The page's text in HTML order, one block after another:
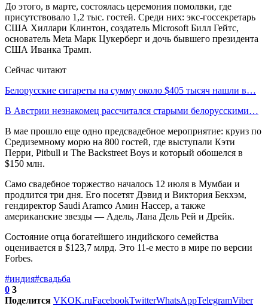
До этого, в марте, состоялась церемония помолвки, где
присутствовало 1,2 тыс. гостей. Среди них: экс-госсекретарь
США Хиллари Клинтон, создатель Microsoft Билл Гейтс,
основатель Meta Марк Цукерберг и дочь бывшего президента
США Иванка Трамп.
Сейчас читают
Белорусские сигареты на сумму около $405 тысяч нашли в…
В Австрии незнакомец рассчитался старыми белорусскими…
В мае прошло еще одно предсвадебное мероприятие: круиз по
Средиземному морю на 800 гостей, где выступали Кэти
Перри, Pitbull и The Backstreet Boys и который обошелся в
$150 млн.
Само свадебное торжество началось 12 июля в Мумбаи и
продлится три дня. Его посетят Дэвид и Виктория Бекхэм,
гендиректор Saudi Aramco Амин Нассер, а также
американские звезды — Адель, Лана Дель Рей и Дрейк.
Состояние отца богатейшего индийского семейства
оценивается в $123,7 млрд. Это 11-е место в мире по версии
Forbes.
#индия#свадьба
0 3
Поделится VKOK.ruFacebookTwitterWhatsAppTelegramViber